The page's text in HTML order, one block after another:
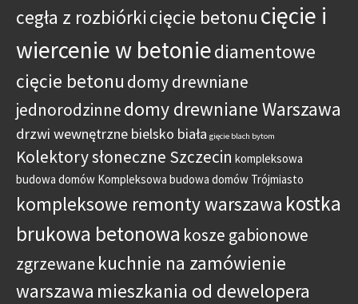
cegła z rozbiórki cięcie betonu cięcie i
wiercenie w betoniediamentowe
cięcie betonu domy drewniane
jednorodzinnedomy drewniane Warszawa
drzwi wewnętrzne bielsko biała gięcie blach bytom
Kolektory słoneczne Szczecin kompleksowa
budowa domów Kompleksowa budowa domów Trójmiasto
kompleksowe remonty warszawa kostka
brukowa betonowa kosze gabionowe
zgrzewane kuchnie na zamówienie
warszawa mieszkania od dewelopera